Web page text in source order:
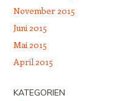
November 2015
Juni 2015
Mai 2015
April 2015
KATEGORIEN